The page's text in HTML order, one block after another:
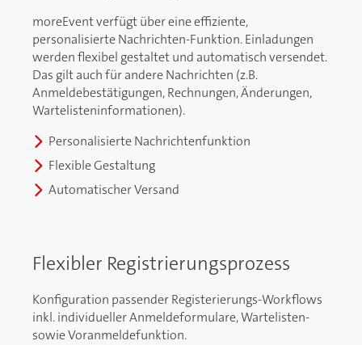
moreEvent verfügt über eine effiziente,
personalisierte Nachrichten-Funktion. Einladungen
werden flexibel gestaltet und automatisch versendet.
Das gilt auch für andere Nachrichten (z.B.
Anmeldebestätigungen, Rechnungen, Änderungen,
Wartelisteninformationen).
Personalisierte Nachrichtenfunktion
Flexible Gestaltung
Automatischer Versand
Flexibler Registrierungsprozess
Konfiguration passender Registerierungs-Workflows
inkl. individueller Anmeldeformulare, Wartelisten-
sowie Voranmeldefunktion.